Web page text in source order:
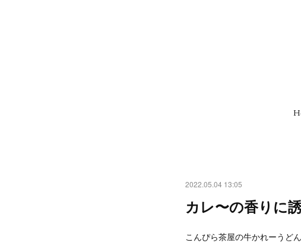
2022.05.04 13:05
カレ〜の香りに
こんぴら茶屋の牛かれーうどん